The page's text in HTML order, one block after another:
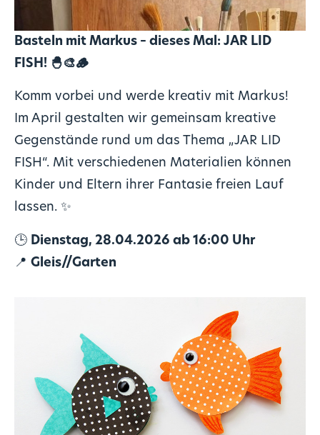
Basteln mit Markus – dieses Mal: JAR LID
FISH! 🐣🎨🪵
Komm vorbei und werde kreativ mit Markus!
Im April gestalten wir gemeinsam kreative
Gegenstände rund um das Thema „JAR LID
FISH“. Mit verschiedenen Materialien können
Kinder und Eltern ihrer Fantasie freien Lauf
lassen. ✨
🕒 Dienstag, 28.04.2026 ab 16:00 Uhr
📍 Gleis//Garten